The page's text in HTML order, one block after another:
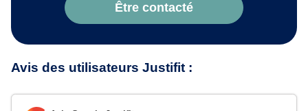
Être contacté
Avis des utilisateurs Justifit :